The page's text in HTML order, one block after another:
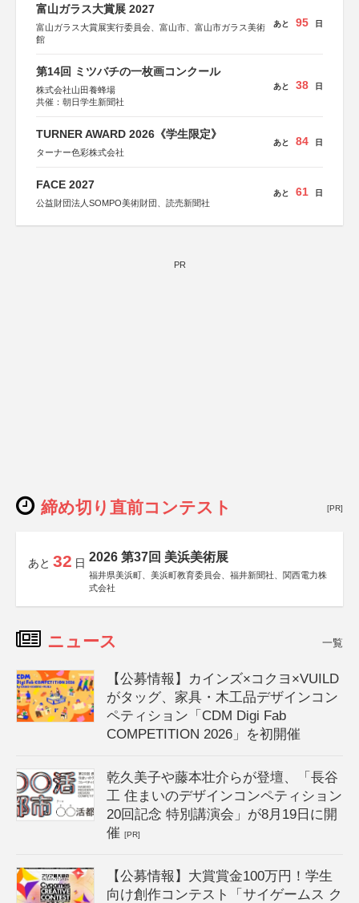
富山ガラス大賞展 2027
富山ガラス大賞展実行委員会、富山市、富山市ガラス美術
館
あと 95 日
第14回 ミツバチの一枚画コンクール
株式会社山田養蜂場
共催：朝日学生新聞社
あと 38 日
TURNER AWARD 2026《学生限定》
ターナー色彩株式会社
あと 84 日
FACE 2027
公益財団法人SOMPO美術財団、読売新聞社
あと 61 日
PR
締め切り直前コンテスト [PR]
あと 32 日 2026 第37回 美浜美術展
福井県美浜町、美浜町教育委員会、福井新聞社、関西電力株
式会社
ニュース 一覧
【公募情報】カインズ×コクヨ×VUILD
がタッグ、家具・木工品デザインコン
ペティション「CDM Digi Fab
COMPETITION 2026」を初開催
乾久美子や藤本壮介らが登壇、「長谷
工 住まいのデザインコンペティション
20回記念 特別講演会」が8月19日に開
催[PR]
【公募情報】大賞賞金100万円！学生
向け創作コンテスト「サイゲームス ク